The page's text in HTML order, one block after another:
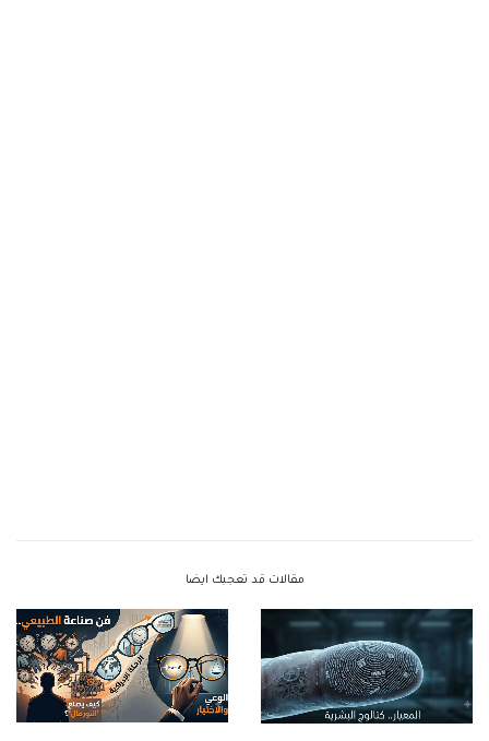
مقالات قد تعجبك ايضا